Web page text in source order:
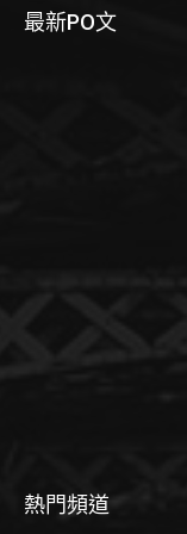
最新PO文
熱門頻道